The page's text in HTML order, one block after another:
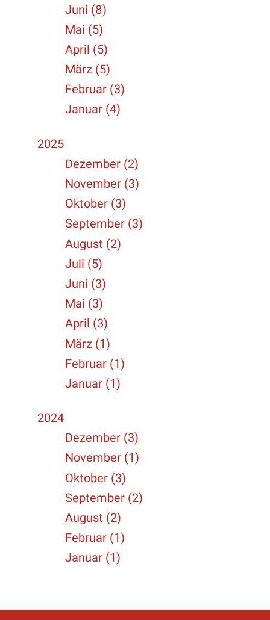
Juni (8)
Mai (5)
April (5)
März (5)
Februar (3)
Januar (4)
2025
Dezember (2)
November (3)
Oktober (3)
September (3)
August (2)
Juli (5)
Juni (3)
Mai (3)
April (3)
März (1)
Februar (1)
Januar (1)
2024
Dezember (3)
November (1)
Oktober (3)
September (2)
August (2)
Februar (1)
Januar (1)